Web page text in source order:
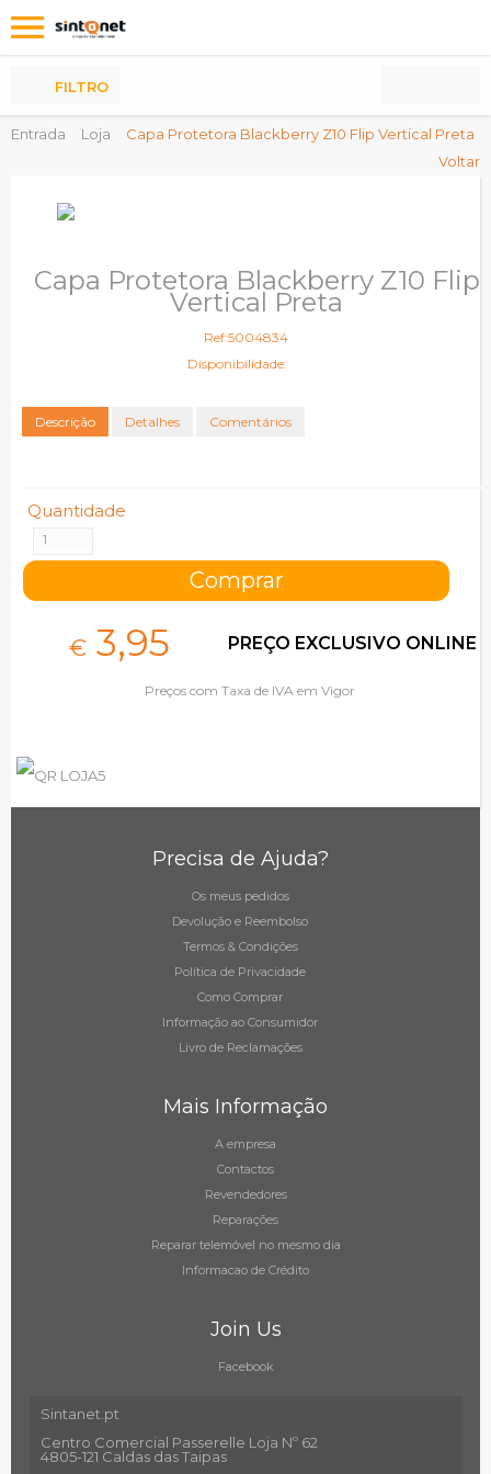
Entrada Loja
Capa Protetora Blackberry Z10 Flip Vertical Preta
Voltar
FILTRO
Capa Protetora Blackberry Z10 Flip
Vertical Preta
Ref:5004834
Disponibilidade:
Descrição Detalhes Comentários
Quantidade
€ 3,95 PREÇO EXCLUSIVO ONLINE
Preços com Taxa de IVA em Vigor
Precisa de Ajuda?
Os meus pedidos
Devolução e Reembolso
Termos & Condições
Política de Privacidade
Como Comprar
Informação ao Consumidor
Livro de Reclamações
Mais Informação
A empresa
Contactos
Revendedores
Reparações
Reparar telemóvel no mesmo dia
Informacao de Crédito
Join Us
Facebook
Sintanet.pt
Centro Comercial Passerelle Loja Nº 62
4805-121 Caldas das Taipas